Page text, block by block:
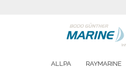
ALLPA RAYMARINE